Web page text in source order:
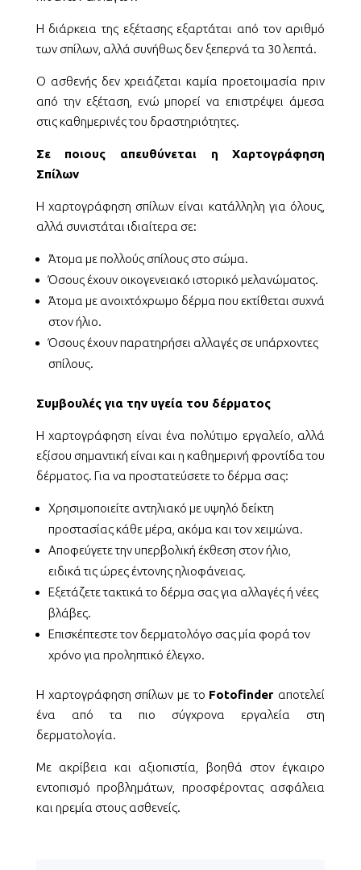
Η διάρκεια της εξέτασης εξαρτάται από τον αριθμό
των σπίλων, αλλά συνήθως δεν ξεπερνά τα 30 λεπτά.
Ο ασθενής δεν χρειάζεται καμία προετοιμασία πριν
από την εξέταση, ενώ μπορεί να επιστρέψει άμεσα
στις καθημερινές του δραστηριότητες.
Σε ποιους απευθύνεται η Χαρτογράφηση
Σπίλων
Η χαρτογράφηση σπίλων είναι κατάλληλη για όλους,
αλλά συνιστάται ιδιαίτερα σε:
Άτομα με πολλούς σπίλους στο σώμα.
Όσους έχουν οικογενειακό ιστορικό μελανώματος.
Άτομα με ανοιχτόχρωμο δέρμα που εκτίθεται συχνά
στον ήλιο.
Όσους έχουν παρατηρήσει αλλαγές σε υπάρχοντες
σπίλους.
Συμβουλές για την υγεία του δέρματος
Η χαρτογράφηση είναι ένα πολύτιμο εργαλείο, αλλά
εξίσου σημαντική είναι και η καθημερινή φροντίδα του
δέρματος. Για να προστατεύσετε το δέρμα σας:
Χρησιμοποιείτε αντηλιακό με υψηλό δείκτη
προστασίας κάθε μέρα, ακόμα και τον χειμώνα.
Αποφεύγετε την υπερβολική έκθεση στον ήλιο,
ειδικά τις ώρες έντονης ηλιοφάνειας.
Εξετάζετε τακτικά το δέρμα σας για αλλαγές ή νέες
βλάβες.
Επισκέπτεστε τον δερματολόγο σας μία φορά τον
χρόνο για προληπτικό έλεγχο.
Η χαρτογράφηση σπίλων με το Fotofinder αποτελεί
ένα από τα πιο σύγχρονα εργαλεία στη
δερματολογία.
Με ακρίβεια και αξιοπιστία, βοηθά στον έγκαιρο
εντοπισμό προβλημάτων, προσφέροντας ασφάλεια
και ηρεμία στους ασθενείς.